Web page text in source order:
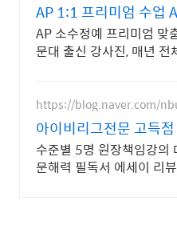
AP 1:1 프리미엄 수업
가들의 밀착 관리
AP 소수정예 프리미엄 맞
문대 출신 강사진, 매년 전
https://blog.naver.com/
아이비리그전문 고득
MIT 하버드 합격 리딩
수준별 5명 원장책임강의
문해력 필독서 에세이 리